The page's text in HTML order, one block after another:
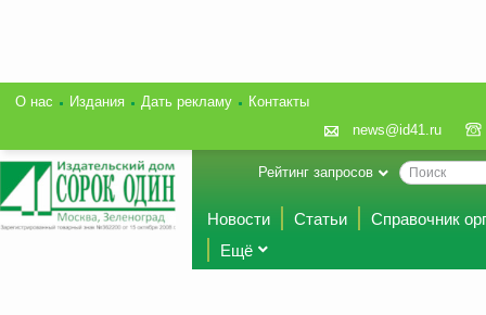
О нас Издания Дать рекламу
Контакты
news@id41.ru
Рейтинг запросов
Новости Статьи
Справочник
Ещё